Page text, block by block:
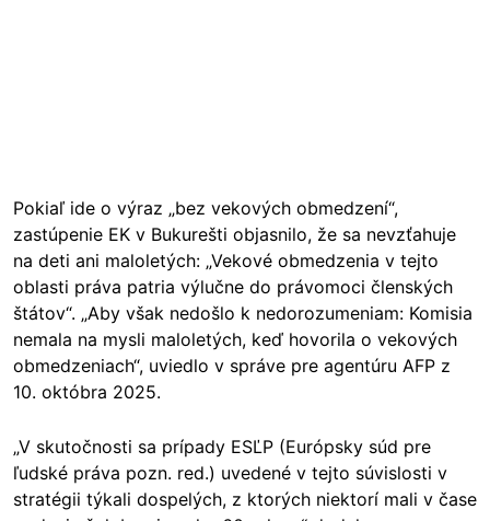
Pokiaľ ide o výraz „bez vekových obmedzení“,
zastúpenie EK v Bukurešti objasnilo, že sa nevzťahuje
na deti ani maloletých: „Vekové obmedzenia v tejto
oblasti práva patria výlučne do právomoci členských
štátov“. „Aby však nedošlo k nedorozumeniam: Komisia
nemala na mysli maloletých, keď hovorila o vekových
obmedzeniach“, uviedlo v správe pre agentúru AFP z
10. októbra 2025.
„V skutočnosti sa prípady ESĽP (Európsky súd pre
ľudské práva pozn. red.) uvedené v tejto súvislosti v
stratégii týkali dospelých, z ktorých niektorí mali v čase